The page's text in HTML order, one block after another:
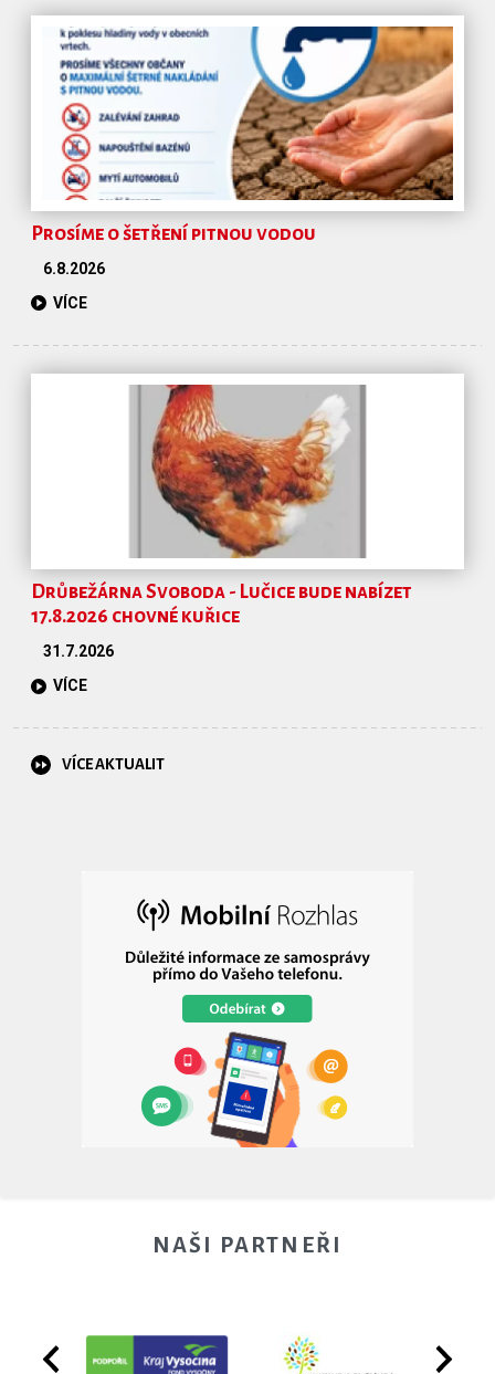
Prosíme o šetření pitnou vodou
6.8.2026
VÍCE
Drůbežárna Svoboda - Lučice bude nabízet
17.8.2026 chovné kuřice
31.7.2026
VÍCE
VÍCE AKTUALIT
NAŠI PARTNEŘI